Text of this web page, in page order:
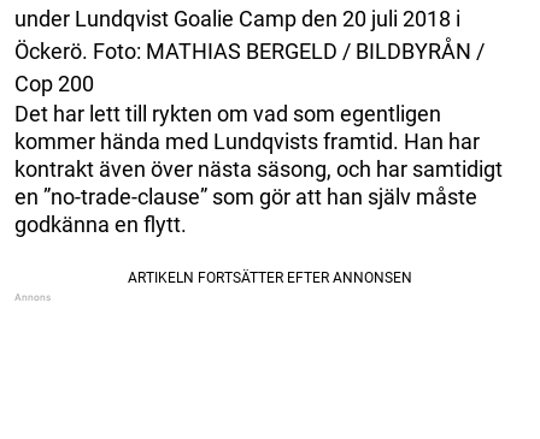
under Lundqvist Goalie Camp den 20 juli 2018 i
Öckerö. Foto: MATHIAS BERGELD / BILDBYRÅN /
Cop 200
Det har lett till rykten om vad som egentligen
kommer hända med Lundqvists framtid. Han har
kontrakt även över nästa säsong, och har samtidigt
en ”no-trade-clause” som gör att han själv måste
godkänna en flytt.